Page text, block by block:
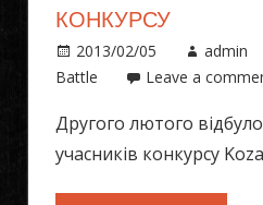
КОНКУРСУ
2013/02/05 admin
Battle
Leave a
Другого лютого
учасників конкурсу